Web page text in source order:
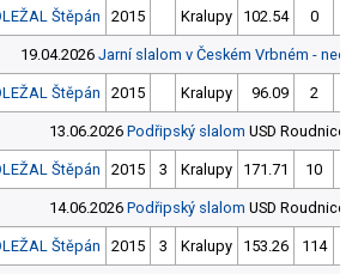
Štěpán 2015 Kralupy 102.54 0
19.04.2026 Jarní slalom v Českém Vrbném -
Štěpán 2015 Kralupy 96.09 2
13.06.2026 Podřipský slalom USD Roudnice
Štěpán 2015 3 Kralupy 171.71 10
14.06.2026 Podřipský slalom USD Roudnice
Štěpán 2015 3 Kralupy 153.26 114